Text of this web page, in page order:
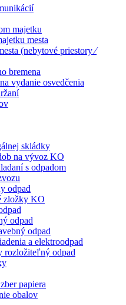
majetku
mesta
(nebytové priestory ⁄
bremena
vydanie osvedčenia
skládky
na vývoz KO
s odpadom
odpad
zložky KO
odpad
odpad
a elektroodpad
rozložiteľný odpad
papiera
obalov